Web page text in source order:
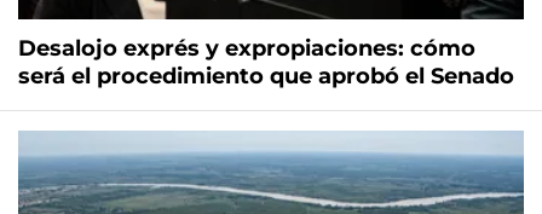
Desalojo exprés y expropiaciones: cómo
será el procedimiento que aprobó el Senado